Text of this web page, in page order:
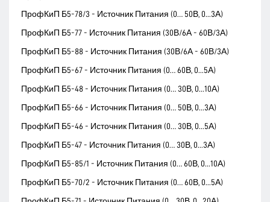
ПрофКиП Б5-78/3 - Источник Питания (0… 50В, 0...3А)
ПрофКиП Б5-77 - Источник Питания (30В/6А - 60В/3А)
ПрофКиП Б5-88 - Источник Питания (30В/6А - 60В/3А)
ПрофКиП Б5-67 - Источник Питания (0… 60В, 0...5А)
ПрофКиП Б5-48 - Источник Питания (0… 30В, 0...10А)
ПрофКиП Б5-66 - Источник Питания (0… 50В, 0...3А)
ПрофКиП Б5-46 - Источник Питания (0… 30В, 0...5А)
ПрофКиП Б5-47 - Источник Питания (0… 30В, 0...3А)
ПрофКиП Б5-85/1 - Источник Питания (0… 60В, 0...10А)
ПрофКиП Б5-70/2 - Источник Питания (0… 60В, 0...5А)